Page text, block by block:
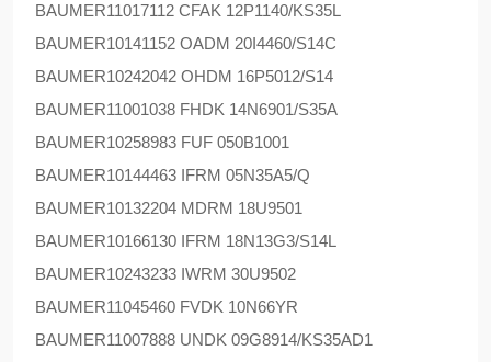
BAUMER11017112 CFAK 12P1140/KS35L
BAUMER10141152 OADM 20I4460/S14C
BAUMER10242042 OHDM 16P5012/S14
BAUMER11001038 FHDK 14N6901/S35A
BAUMER10258983 FUF 050B1001
BAUMER10144463 IFRM 05N35A5/Q
BAUMER10132204 MDRM 18U9501
BAUMER10166130 IFRM 18N13G3/S14L
BAUMER10243233 IWRM 30U9502
BAUMER11045460 FVDK 10N66YR
BAUMER11007888 UNDK 09G8914/KS35AD1